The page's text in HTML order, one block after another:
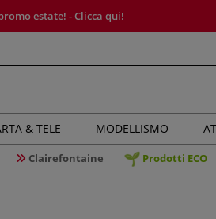
estate! -Clicca qui!
& TELE MODELLISMO
Clairefontaine Prodotti ECO